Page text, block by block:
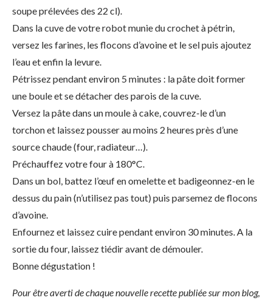
soupe prélevées des 22 cl).
Dans la cuve de votre robot munie du crochet à pétrin,
versez les farines, les flocons d’avoine et le sel puis ajoutez
l’eau et enfin la levure.
Pétrissez pendant environ 5 minutes : la pâte doit former
une boule et se détacher des parois de la cuve.
Versez la pâte dans un moule à cake, couvrez-le d’un
torchon et laissez pousser au moins 2 heures près d’une
source chaude (four, radiateur…).
Préchauffez votre four à 180°C.
Dans un bol, battez l’œuf en omelette et badigeonnez-en le
dessus du pain (n’utilisez pas tout) puis parsemez de flocons
d’avoine.
Enfournez et laissez cuire pendant environ 30 minutes. A la
sortie du four, laissez tiédir avant de démouler.
Bonne dégustation !
Pour être averti de chaque nouvelle recette publiée sur mon blog,